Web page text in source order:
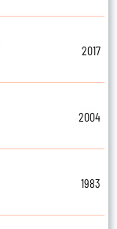
2017
2004
1983